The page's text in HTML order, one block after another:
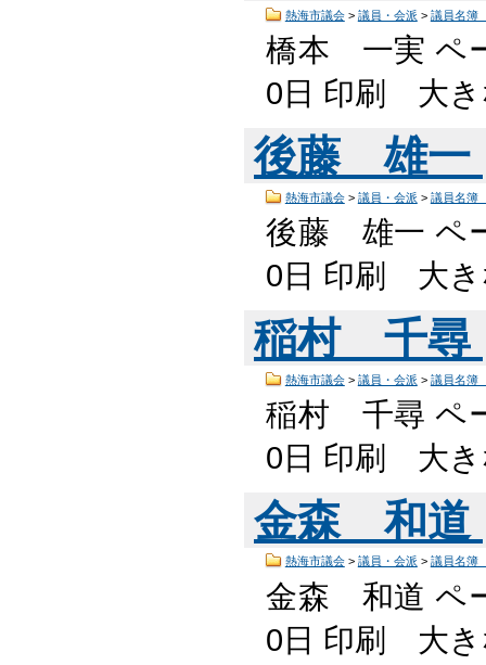
熱海市議会> 議員・会派 > 議員名簿
橋本 一実 ペ
0日 印刷 大き
後藤 雄一
熱海市議会> 議員・会派 > 議員名簿
後藤 雄一 ペ
0日 印刷 大き
稲村 千尋
熱海市議会> 議員・会派 > 議員名簿
稲村 千尋 ペ
0日 印刷 大き
金森 和道
熱海市議会> 議員・会派 > 議員名簿
金森 和道 ペ
0日 印刷 大き